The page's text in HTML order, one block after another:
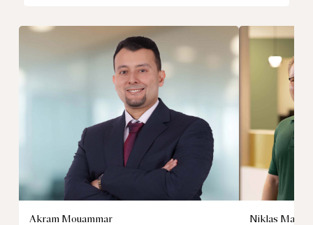
Akram Mouammar
Niklas Marks